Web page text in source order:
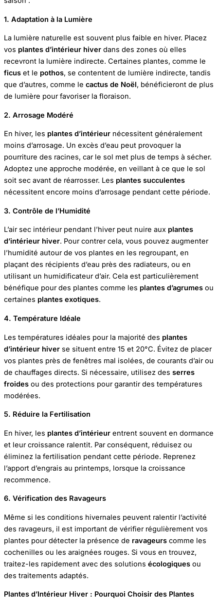
1. Adaptation à la Lumière
La lumière naturelle est souvent plus faible en hiver. Placez
vos plantes d’intérieur hiver dans des zones où elles
recevront la lumière indirecte. Certaines plantes, comme le
ficus et le pothos, se contentent de lumière indirecte, tandis
que d’autres, comme le cactus de Noël, bénéficieront de plus
de lumière pour favoriser la floraison.
2. Arrosage Modéré
En hiver, les plantes d’intérieur nécessitent généralement
moins d’arrosage. Un excès d’eau peut provoquer la
pourriture des racines, car le sol met plus de temps à sécher.
Adoptez une approche modérée, en veillant à ce que le sol
soit sec avant de réarrosser. Les plantes succulentes
nécessitent encore moins d’arrosage pendant cette période.
3. Contrôle de l’Humidité
L’air sec intérieur pendant l’hiver peut nuire aux plantes
d’intérieur hiver. Pour contrer cela, vous pouvez augmenter
l’humidité autour de vos plantes en les regroupant, en
plaçant des récipients d’eau près des radiateurs, ou en
utilisant un humidificateur d’air. Cela est particulièrement
bénéfique pour des plantes comme les plantes d’agrumes ou
certaines plantes exotiques.
4. Température Idéale
Les températures idéales pour la majorité des plantes
d’intérieur hiver se situent entre 15 et 20°C. Évitez de placer
vos plantes près de fenêtres mal isolées, de courants d’air ou
de chauffages directs. Si nécessaire, utilisez des serres
froides ou des protections pour garantir des températures
modérées.
5. Réduire la Fertilisation
En hiver, les plantes d’intérieur entrent souvent en dormance
et leur croissance ralentit. Par conséquent, réduisez ou
éliminez la fertilisation pendant cette période. Reprenez
l’apport d’engrais au printemps, lorsque la croissance
recommence.
6. Vérification des Ravageurs
Même si les conditions hivernales peuvent ralentir l’activité
des ravageurs, il est important de vérifier régulièrement vos
plantes pour détecter la présence de ravageurs comme les
cochenilles ou les araignées rouges. Si vous en trouvez,
traitez-les rapidement avec des solutions écologiques ou
des traitements adaptés.
Plantes d’Intérieur Hiver : Pourquoi Choisir des Plantes